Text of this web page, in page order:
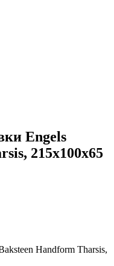
Engels
215х100х65
Handform Tharsis,